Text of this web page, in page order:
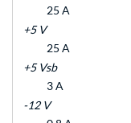
25 A
+5 V
25 A
+5 Vsb
3 A
-12 V